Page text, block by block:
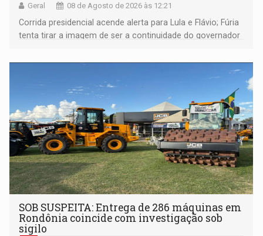
Geral 08 de Agosto de 2026 às 12:21
Corrida presidencial acende alerta para Lula e Flávio; Fúria
tenta tirar a imagem de ser a continuidade do governador
não ter entrado no modo eleição; ABAV faz evento em
SOB SUSPEITA: Entrega de 286 máquinas em
Rondônia coincide com investigação sob
sigilo